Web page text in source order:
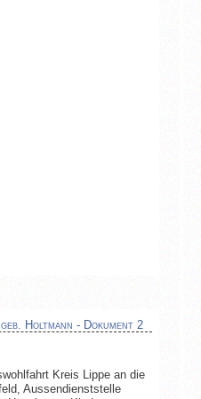
Holtmann - Dokument 2
Kreis Lippe an die
Aussendienststelle